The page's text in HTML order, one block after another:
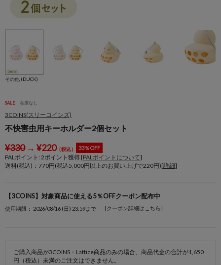
その他 (DUCK)
SALE 在庫なし
3COINS(スリーコインズ)
不快害虫用キーホルダー2個セット
¥330→ ¥220（税込） 33％OFF
PALポイント: 2ポイント獲得 [PALポイントについて]
送料(税込)：770円(税込5,000円以上のお買い上げで220円)[詳細]
【3COINS】対象商品に使える5％OFFクーポン配布中
使用期限： 2026/08/16 (日) 23:59まで [クーポン詳細はこちら]
ご購入商品が3COINS・Lattice商品のみの場合、商品代金の合計が1,650
円（税込）未満のご注文はできません。